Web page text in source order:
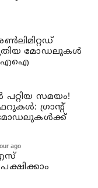
മോഡലുകൾ
എഐ
പറ്റിയ സമയം!
ഗ്രാന്റ്
മോഡലുകൾക്ക്
ago